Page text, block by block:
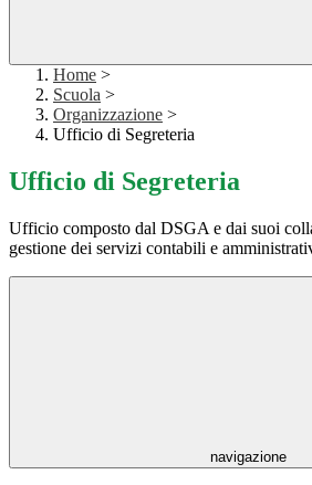
Home >
Scuola >
Organizzazione >
Ufficio di Segreteria
Ufficio di Segreteria
Ufficio composto dal DSGA e dai suoi
gestione dei servizi contabili e
navigazione